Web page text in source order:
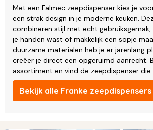
Met een Falmec zeepdispenser kies je
een strak design in je moderne keuken.
combineren stijl met echt gebruiksgemak,
je handen wast of makkelijk een sopje
duurzame materialen heb je er jarenlang
creëer je direct een opgeruimd aanrecht.
assortiment en vind de zeepdispenser die
Bekijk alle Franke zeepdispensers